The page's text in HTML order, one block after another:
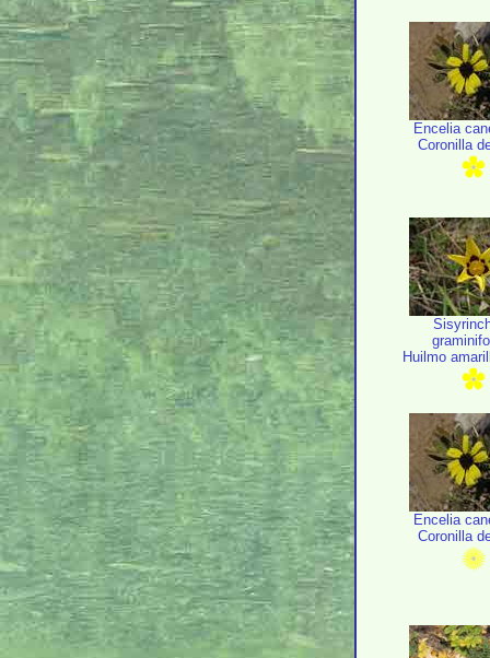
Encelia
Coronilla
Huilmo
Encelia
Coronilla